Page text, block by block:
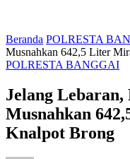
Beranda POLRESTA
Musnahkan 642,5 Liter
POLRESTA BANGGAI
Jelang Lebaran,
Musnahkan
Knalpot Brong